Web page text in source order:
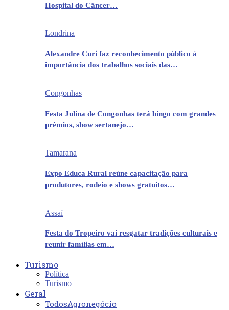
Hospital do Câncer…
Londrina
Alexandre Curi faz reconhecimento público à
importância dos trabalhos sociais das…
Congonhas
Festa Julina de Congonhas terá bingo com grandes
prêmios, show sertanejo…
Tamarana
Expo Educa Rural reúne capacitação para
produtores, rodeio e shows gratuitos…
Assaí
Festa do Tropeiro vai resgatar tradições culturais e
reunir famílias em…
Turismo
Política
Turismo
Geral
TodosAgronegócio